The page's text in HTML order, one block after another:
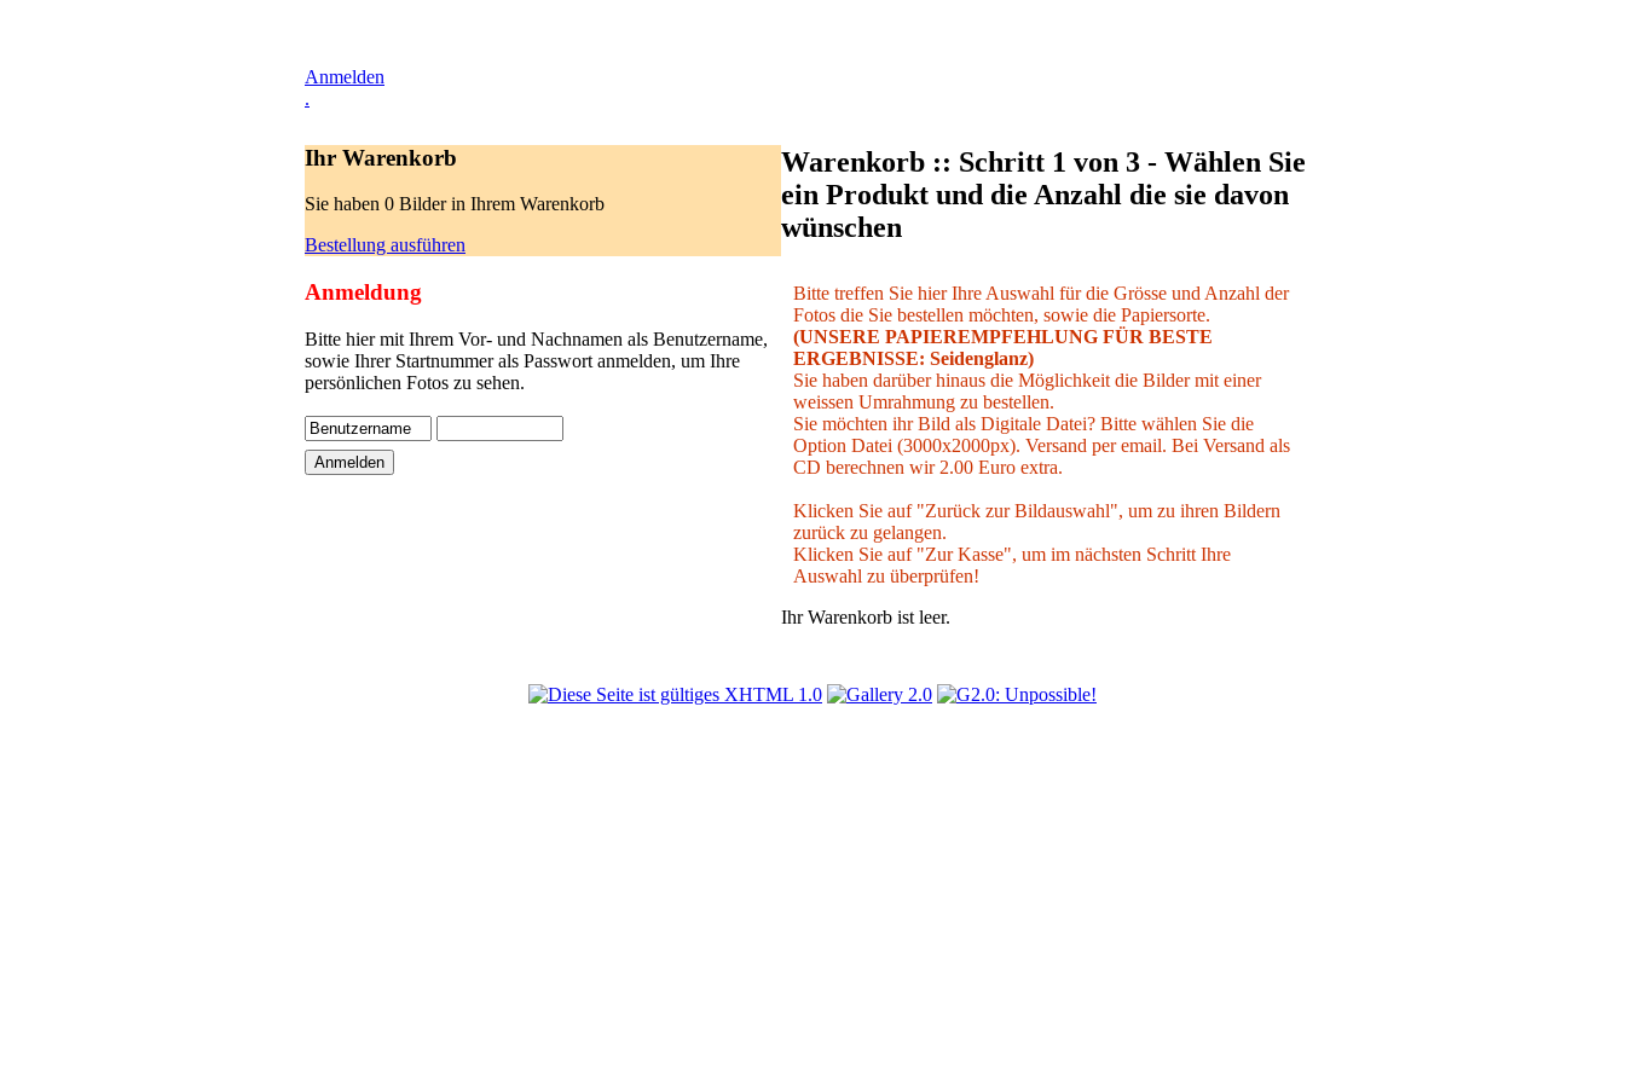
Anmelden
.
Ihr Warenkorb
Sie haben 0 Bilder in Ihrem Warenkorb
Bestellung ausführen
Anmeldung
Bitte hier mit Ihrem Vor- und Nachnamen als Benutzername,
sowie Ihrer Startnummer als Passwort anmelden, um Ihre
persönlichen Fotos zu sehen.
Warenkorb :: Schritt 1 von 3 - Wählen Sie
ein Produkt und die Anzahl die sie davon
wünschen
Bitte treffen Sie hier Ihre Auswahl für die Grösse und Anzahl der
Fotos die Sie bestellen möchten, sowie die Papiersorte.
(UNSERE PAPIEREMPFEHLUNG FÜR BESTE
ERGEBNISSE: Seidenglanz)
Sie haben darüber hinaus die Möglichkeit die Bilder mit einer
weissen Umrahmung zu bestellen.
Sie möchten ihr Bild als Digitale Datei? Bitte wählen Sie die
Option Datei (3000x2000px). Versand per email. Bei Versand als
CD berechnen wir 2.00 Euro extra.
Klicken Sie auf "Zurück zur Bildauswahl", um zu ihren Bildern
zurück zu gelangen.
Klicken Sie auf "Zur Kasse", um im nächsten Schritt Ihre
Auswahl zu überprüfen!
Ihr Warenkorb ist leer.